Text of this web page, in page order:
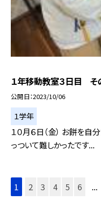
１年移動教室３日目 そ
公開日 2023/10/06
１学年
１０月６日（金） お餅を自
っついて難しかったです...
1 2 3 4 5 6 ...